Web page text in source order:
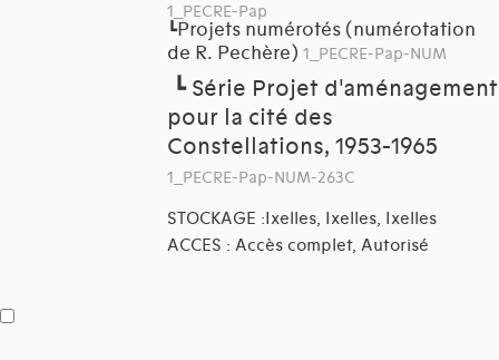
1_PECRE-Pap
┗Projets numérotés (numérotation
de R. Pechère) 1_PECRE-Pap-NUM
┗ Série Projet d'aménagement
pour la cité des
Constellations, 1953-1965
1_PECRE-Pap-NUM-263C
STOCKAGE :Ixelles, Ixelles, Ixelles
ACCES : Accès complet, Autorisé